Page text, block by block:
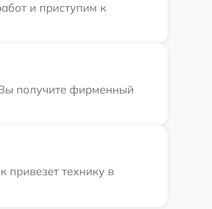
и приступим к
получите фирменный
технику в